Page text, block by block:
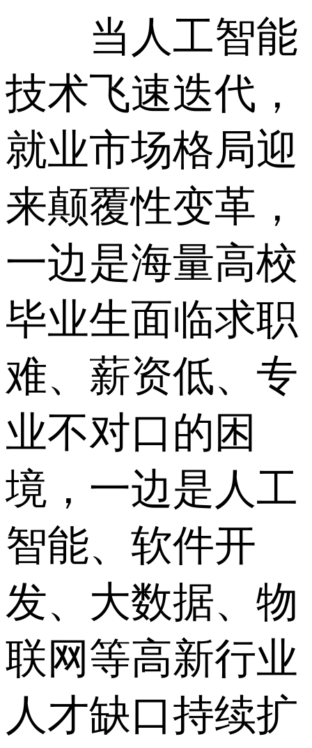
当人工智能
技术飞速迭代，
就业市场格局迎
来颠覆性变革，
一边是海量高校
毕业生面临求职
难、薪资低、专
业不对口的困
境，一边是人工
智能、软件开
发、大数据、物
联网等高新行业
人才缺口持续扩